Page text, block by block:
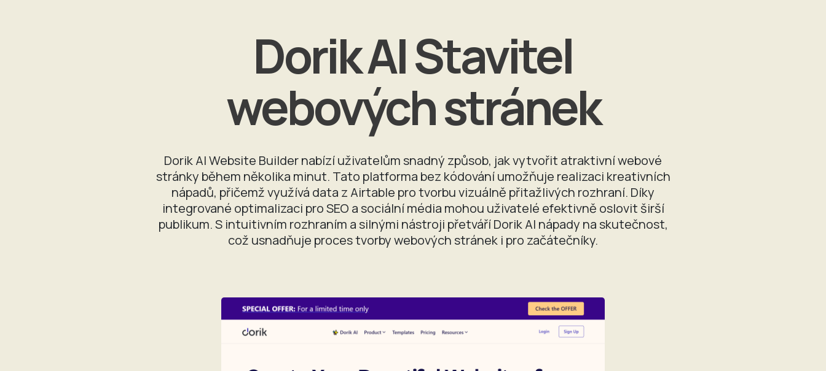
Dorik AI Stavitel
webových stránek
Dorik AI Website Builder nabízí uživatelům snadný způsob, jak vytvořit atraktivní webové
stránky během několika minut. Tato platforma bez kódování umožňuje realizaci kreativních
nápadů, přičemž využívá data z Airtable pro tvorbu vizuálně přitažlivých rozhraní. Díky
integrované optimalizaci pro SEO a sociální média mohou uživatelé efektivně oslovit širší
publikum. S intuitivním rozhraním a silnými nástroji přetváří Dorik AI nápady na skutečnost,
což usnadňuje proces tvorby webových stránek i pro začátečníky.